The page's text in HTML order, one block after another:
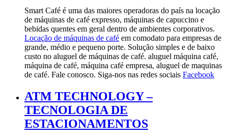
Smart Café é uma das maiores operadoras do país na locação
de máquinas de café expresso, máquinas de capuccino e
bebidas quentes em geral dentro de ambientes corporativos.
Locação de máquinas de café em comodato para empresas de
grande, médio e pequeno porte. Solução simples e de baixo
custo no aluguel de máquinas de café. aluguel máquina café,
máquina de café, máquina café empresa, aluguel de maquinas
de café. Fale conosco. Siga-nos nas redes sociais Facebook
ATM TECHNOLOGY –
TECNOLOGIA DE
ESTACIONAMENTOS